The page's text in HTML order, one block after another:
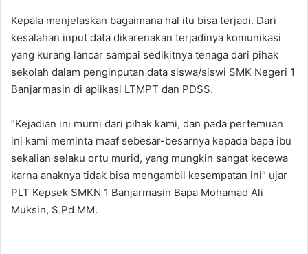
Kepala menjelaskan bagaimana hal itu bisa terjadi. Dari
kesalahan input data dikarenakan terjadinya komunikasi
yang kurang lancar sampai sedikitnya tenaga dari pihak
sekolah dalam penginputan data siswa/siswi SMK Negeri 1
Banjarmasin di aplikasi LTMPT dan PDSS.
“Kejadian ini murni dari pihak kami, dan pada pertemuan
ini kami meminta maaf sebesar-besarnya kepada bapa ibu
sekalian selaku ortu murid, yang mungkin sangat kecewa
karna anaknya tidak bisa mengambil kesempatan ini” ujar
PLT Kepsek SMKN 1 Banjarmasin Bapa Mohamad Ali
Muksin, S.Pd MM.